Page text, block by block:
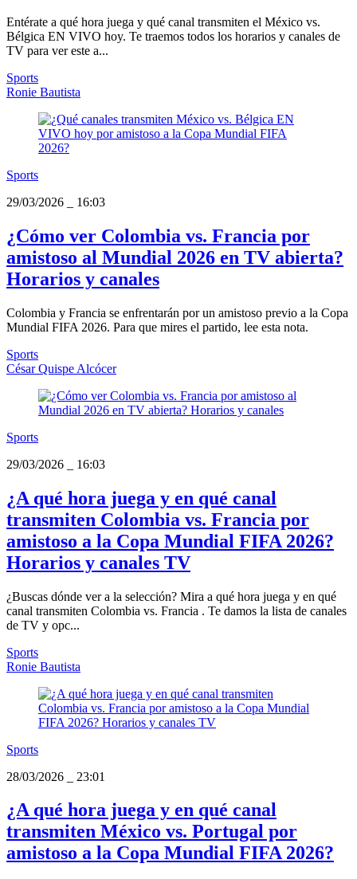
Entérate a qué hora juega y qué canal transmiten el México vs.
Bélgica EN VIVO hoy. Te traemos todos los horarios y canales de
TV para ver este a...
Sports
Ronie Bautista
Sports
29/03/2026
16:03
¿Cómo ver Colombia vs. Francia por
amistoso al Mundial 2026 en TV abierta?
Horarios y canales
Colombia y Francia se enfrentarán por un amistoso previo a la Copa
Mundial FIFA 2026. Para que mires el partido, lee esta nota.
Sports
César Quispe Alcócer
Sports
29/03/2026
16:03
¿A qué hora juega y en qué canal
transmiten Colombia vs. Francia por
amistoso a la Copa Mundial FIFA 2026?
Horarios y canales TV
¿Buscas dónde ver a la selección? Mira a qué hora juega y en qué
canal transmiten Colombia vs. Francia . Te damos la lista de canales
de TV y opc...
Sports
Ronie Bautista
Sports
28/03/2026
23:01
¿A qué hora juega y en qué canal
transmiten México vs. Portugal por
amistoso a la Copa Mundial FIFA 2026?